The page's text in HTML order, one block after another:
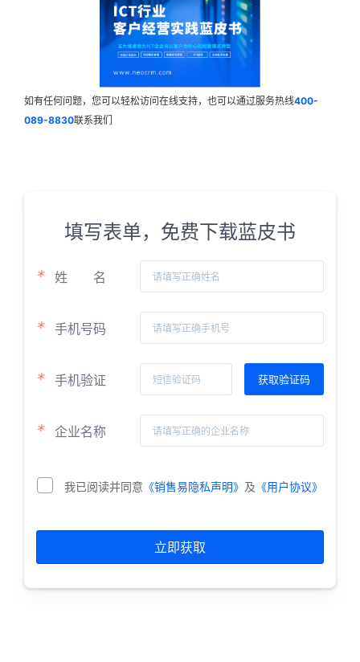
如有任何问题，您可以轻松访问在线支持，也可以通过服务热线400-
089-8830联系我们
填写表单，免费下载蓝皮书
* 姓 名
* 手机号码
* 手机验证
* 企业名称
我已阅读并同意 《销售易隐私声明》 及 《用户协议》
立即获取